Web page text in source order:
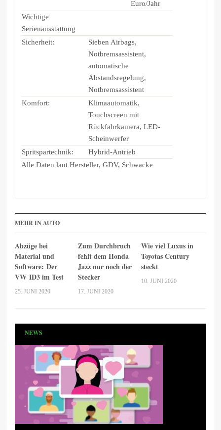
Euro/Jahr
Wichtige
Serienausstattung
Sicherheit:
Sieben Airbags,
Notbremsassistent,
automatische
Abstandsregelung,
Notbremsassistent
Komfort:
Klimaautomatik,
Touchscreen mit
Rückfahrkamera, LED-
Scheinwerfer
Spritspartechnik:
Hybrid-Antrieb
Alle Daten laut Hersteller, GDV, Schwacke
MEHR IN AUTO
Abzüge bei
Material und
Software: Der
VW ID3 im Test
25. JUNI 2020
Zum Durchbruch
fehlt dem Honda
Jazz nur noch der
Stecker
17. JUNI 2020
Wie viel Luxus in
Toyotas Century
steckt
10. JUNI 2020
NEWS